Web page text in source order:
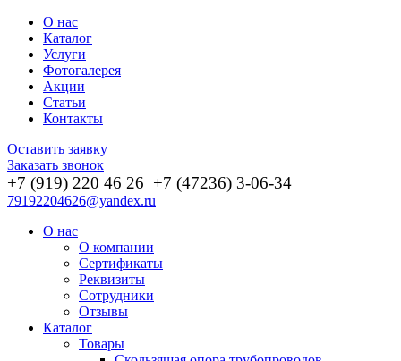
О нас
Каталог
Услуги
Фотогалерея
Акции
Статьи
Контакты
Оставить заявку
Заказать звонок
+7 (919) 220 46 26 +7 (47236) 3-06-34
79192204626@yandex.ru
О нас
О компании
Сертификаты
Реквизиты
Сотрудники
Отзывы
Каталог
Товары